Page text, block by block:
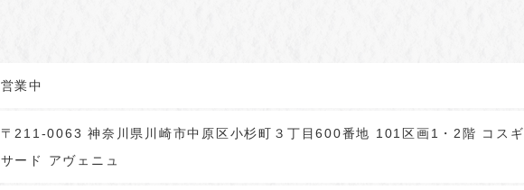
営業中
〒211-0063 神奈川県川崎市中原区小杉町３丁目600番地 101区画1・2階 コスギ
サード アヴェニュ